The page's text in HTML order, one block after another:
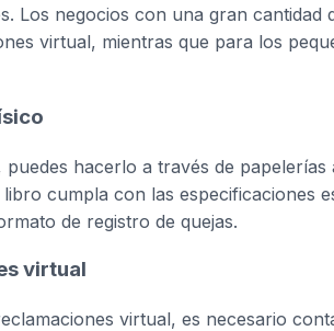
Los negocios con una gran cantidad
virtual, mientras que para los
hacerlo a través de
cumpla con las especificaciones
de registro de quejas.
virtual
virtual, es necesario